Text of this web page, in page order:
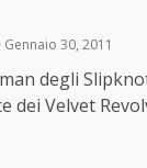
Gennaio 30, 2011
degli
dei Velvet